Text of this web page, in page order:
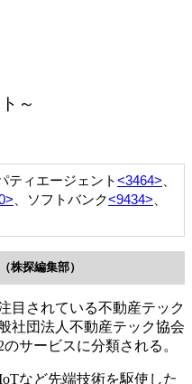
～
ティエージェント<3464>
、ソフトバンク<9434>
株探編集部）
目されている不動産テック
社団法人不動産テック協会
サービスに分類される。
など先端技術を駆使した